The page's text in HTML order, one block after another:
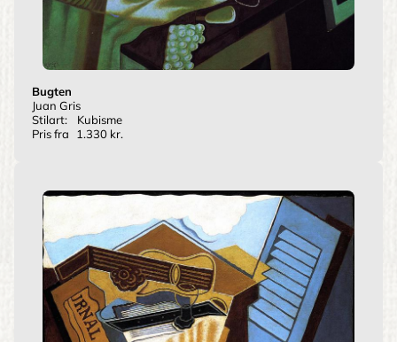
Bugten
Juan Gris
Stilart:
Kubisme
Pris fra
1.330 kr.